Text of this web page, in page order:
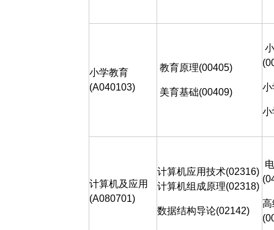
小学教育
(A040103)
教育原理(00405)
美育基础(00409) 小
小
计算机及应用
(A080701)
计算机应用技术(02316)
计算机组成原理(02318)
数据结构导论(02142)
高